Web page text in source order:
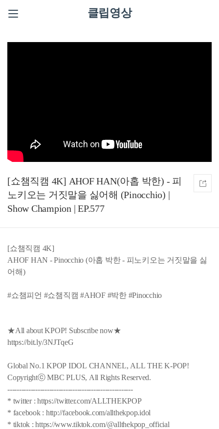
클립영상
[쇼챔직캠 4K] AHOF HAN(아홉 박한) - 피
노키오는 거짓말을 싫어해 (Pinocchio) |
Show Champion | EP.577
[쇼챔직캠 4K]
AHOF HAN - Pinocchio (아홉 박한 - 피노키오는 거짓말을 싫
어해)
#쇼챔피언 #쇼챔직캠 #AHOF #박한 #Pinocchio
★All about KPOP! Subscribe now★
https://bit.ly/3NJTqeG
Global No.1 KPOP IDOL CHANNEL, ALL THE K-POP!
Copyrightⓒ MBC PLUS, All Rights Reserved.
------------------------------------------------------
* twitter : https://twitter.com/ALLTHEKPOP
* facebook : http://facebook.com/allthekpop.idol
* tiktok : https://www.tiktok.com/@allthekpop_official